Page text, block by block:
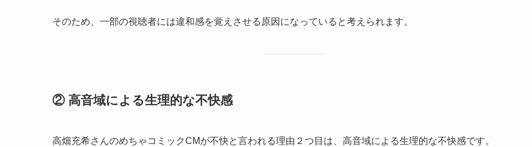
そのため、一部の視聴者には違和感を覚えさせる原因になっていると考えられます。
② 高音域による生理的な不快感
高畑充希さんのめちゃコミックCMが不快と言われる理由２つ目は、高音域による生理的な不快感です。